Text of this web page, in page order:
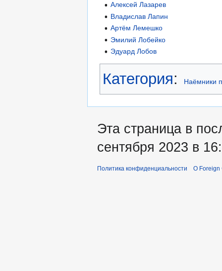
Алексей Лазарев
Владислав Лапин
Артём Лемешко
Эмилий Лобейко
Эдуард Лобов
Категория: Наёмники
Эта страница в
сентября 2023 в
Политика конфиденциальности О Foreign